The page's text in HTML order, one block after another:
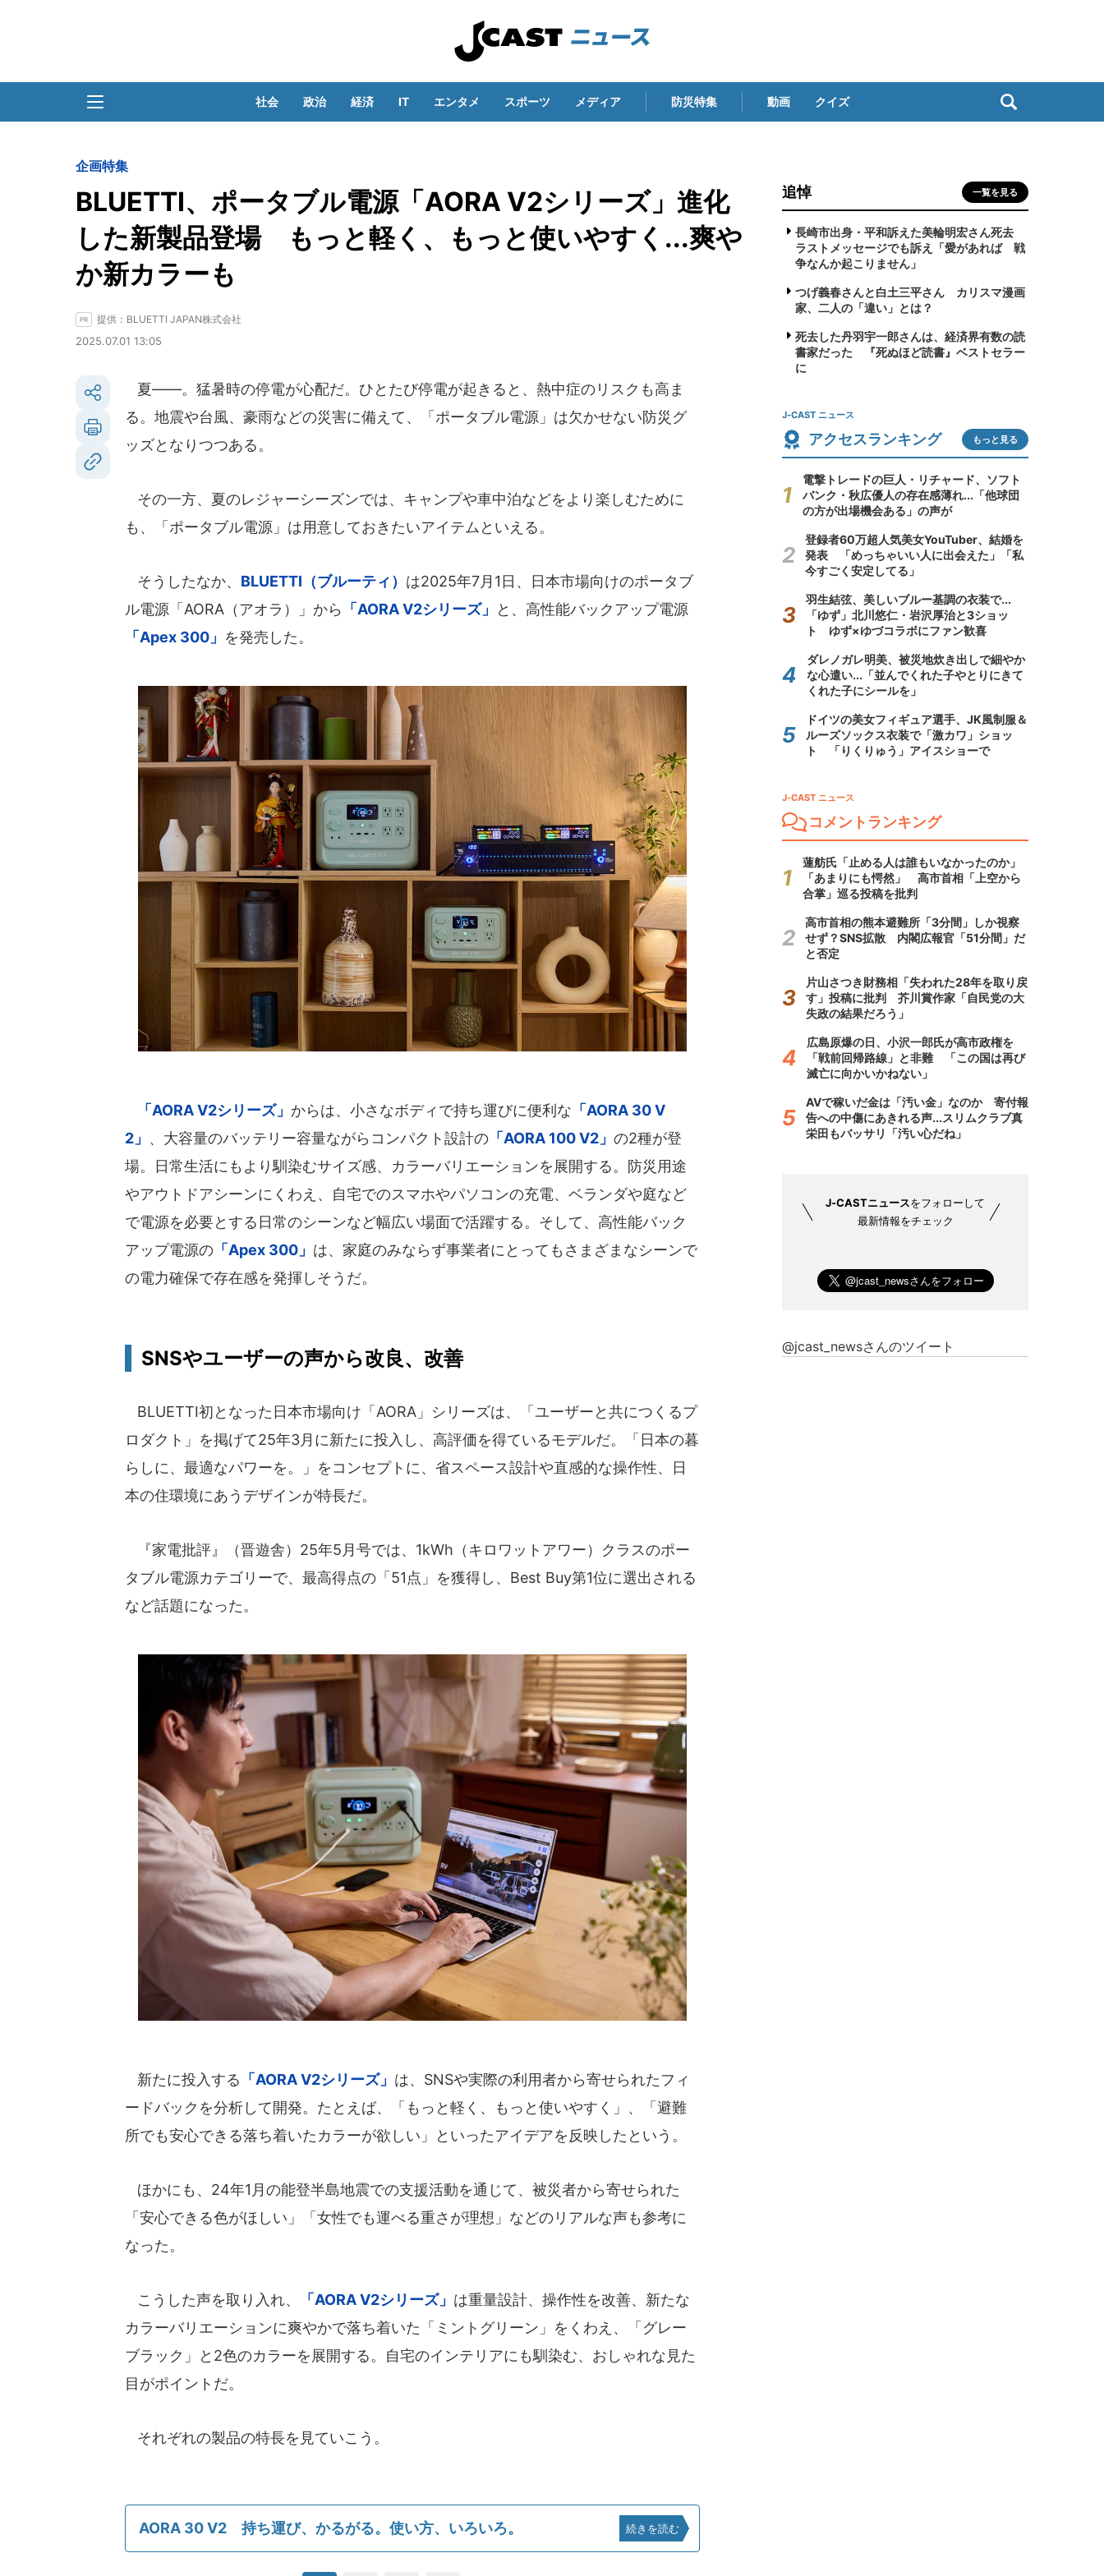
社会 政治 経済 IT エンタメ スポーツ メディア 防災特集 動画 クイズ
企画特集
BLUETTI、ポータブル電源「AORA V2シリーズ」進化
した新製品登場 もっと軽く、もっと使いやすく...爽や
か新カラーも
提供：BLUETTI JAPAN株式会社
2025.07.01 13:05
夏――。猛暑時の停電が心配だ。ひとたび停電が起きると、熱中症のリスクも高ま
る。地震や台風、豪雨などの災害に備えて、「ポータブル電源」は欠かせない防災グ
ッズとなりつつある。
その一方、夏のレジャーシーズンでは、キャンプや車中泊などをより楽しむために
も、「ポータブル電源」は用意しておきたいアイテムといえる。
そうしたなか、 BLUETTI（ブルーティ） は2025年7月1日、日本市場向けのポータブ
ル電源「AORA（アオラ）」から
「AORA V2シリーズ」
と、高性能バックアップ電源
「Apex 300」 を発売した。
「AORA V2シリーズ」 からは、小さなボディで持ち運びに便利な 「AORA 30 V
2」 、大容量のバッテリー容量ながらコンパクト設計の 「AORA 100 V2」 の2種が登
場。日常生活にもより馴染むサイズ感、カラーバリエーションを展開する。防災用途
やアウトドアシーンにくわえ、自宅でのスマホやパソコンの充電、ベランダや庭など
で電源を必要とする日常のシーンなど幅広い場面で活躍する。そして、高性能バック
アップ電源の 「Apex 300」 は、家庭のみならず事業者にとってもさまざまなシーンで
の電力確保で存在感を発揮しそうだ。
SNSやユーザーの声から改良、改善
BLUETTI初となった日本市場向け「AORA」シリーズは、「ユーザーと共につくるプ
ロダクト」を掲げて25年3月に新たに投入し、高評価を得ているモデルだ。「日本の暮
らしに、最適なパワーを。」をコンセプトに、省スペース設計や直感的な操作性、日
本の住環境にあうデザインが特長だ。
『家電批評』（晋遊舎）25年5月号では、1kWh（キロワットアワー）クラスのポー
タブル電源カテゴリーで、最高得点の「51点」を獲得し、Best Buy第1位に選出される
など話題になった。
新たに投入する 「AORA V2シリーズ」 は、SNSや実際の利用者から寄せられたフィ
ードバックを分析して開発。たとえば、「もっと軽く、もっと使いやすく」、「避難
所でも安心できる落ち着いたカラーが欲しい」といったアイデアを反映したという。
ほかにも、24年1月の能登半島地震での支援活動を通じて、被災者から寄せられた
「安心できる色がほしい」「女性でも運べる重さが理想」などのリアルな声も参考に
なった。
こうした声を取り入れ、 「AORA V2シリーズ」 は重量設計、操作性を改善、新たな
カラーバリエーションに爽やかで落ち着いた「ミントグリーン」をくわえ、「グレー
ブラック」と2色のカラーを展開する。自宅のインテリアにも馴染む、おしゃれな見た
目がポイントだ。
それぞれの製品の特長を見ていこう。
AORA 30 V2 持ち運び、かるがる。使い方、いろいろ。 続きを読む
追悼 一覧を見る
長崎市出身・平和訴えた美輪明宏さん死去
ラストメッセージでも訴え「愛があれば 戦
争なんか起こりません」
つげ義春さんと白土三平さん カリスマ漫画
家、二人の「違い」とは？
死去した丹羽宇一郎さんは、経済界有数の読
書家だった 『死ぬほど読書』ベストセラー
に
J-CAST ニュース
アクセスランキング もっと見る
電撃トレードの巨人・リチャード、ソフト
バンク・秋広優人の存在感薄れ...「他球団
の方が出場機会ある」の声が
登録者60万超人気美女YouTuber、結婚を
発表 「めっちゃいい人に出会えた」「私
今すごく安定してる」
羽生結弦、美しいブルー基調の衣装で...
「ゆず」北川悠仁・岩沢厚治と3ショッ
ト ゆず×ゆづコラボにファン歓喜
ダレノガレ明美、被災地炊き出しで細やか
な心遣い...「並んでくれた子やとりにきて
くれた子にシールを」
ドイツの美女フィギュア選手、JK風制服＆
ルーズソックス衣装で「激カワ」ショッ
ト 「りくりゅう」アイスショーで
J-CAST ニュース
コメントランキング
蓮舫氏「止める人は誰もいなかったのか」
「あまりにも愕然」 高市首相「上空から
合掌」巡る投稿を批判
高市首相の熊本避難所「3分間」しか視察
せず？SNS拡散 内閣広報官「51分間」だ
と否定
片山さつき財務相「失われた28年を取り戻
す」投稿に批判 芥川賞作家「自民党の大
失政の結果だろう」
広島原爆の日、小沢一郎氏が高市政権を
「戦前回帰路線」と非難 「この国は再び
滅亡に向かいかねない」
AVで稼いだ金は「汚い金」なのか 寄付報
告への中傷にあきれる声...スリムクラブ真
栄田もバッサリ「汚い心だね」
J-CASTニュースをフォローして
最新情報をチェック
@jcast_newsさんのツイート